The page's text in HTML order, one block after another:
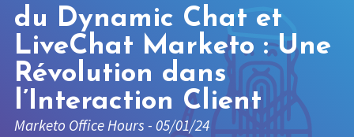
Agenda
Contact
Mon compte
English
du Dynamic Chat et
LiveChat Marketo : Une
Révolution dans
l’Interaction Client
Marketo Office Hours - 05/01/24